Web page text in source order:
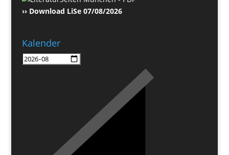
›› Download LiSe 07/08/2026
Kalender